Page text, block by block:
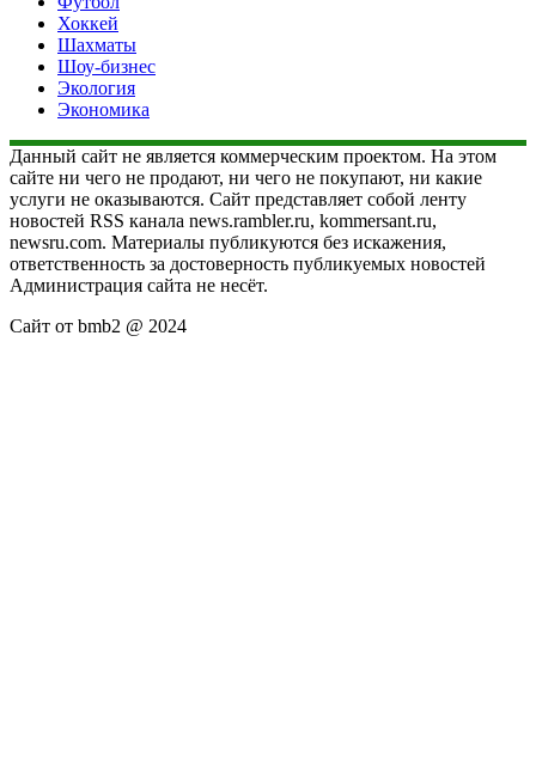
Хоккей
Шахматы
Шоу-бизнес
Экология
Экономика
Данный сайт не является коммерческим проектом. На этом
сайте ни чего не продают, ни чего не покупают, ни какие
услуги не оказываются. Сайт представляет собой ленту
новостей RSS канала news.rambler.ru, kommersant.ru,
newsru.com. Материалы публикуются без искажения,
ответственность за достоверность публикуемых новостей
Администрация сайта не несёт.
Сайт от bmb2 @ 2024